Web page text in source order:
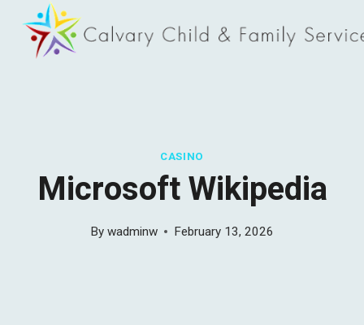
content
CASINO
Microsoft Wikipedia
By wadminw February 13, 2026